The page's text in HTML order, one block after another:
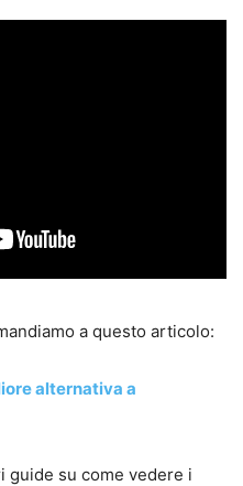
a questo articolo:
alternativa a
guide su come vedere i